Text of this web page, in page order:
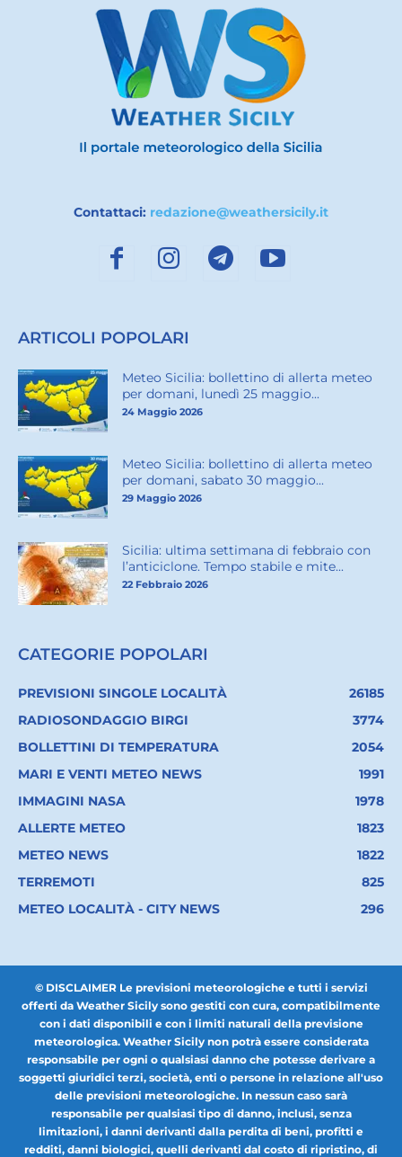
Contattaci: redazione@weathersicily.it
ARTICOLI POPOLARI
Meteo Sicilia: bollettino di allerta meteo
per domani, lunedì 25 maggio...
24 Maggio 2026
Meteo Sicilia: bollettino di allerta meteo
per domani, sabato 30 maggio...
29 Maggio 2026
Sicilia: ultima settimana di febbraio con
l’anticiclone. Tempo stabile e mite...
22 Febbraio 2026
CATEGORIE POPOLARI
PREVISIONI SINGOLE LOCALITÀ
26185
RADIOSONDAGGIO BIRGI
3774
BOLLETTINI DI TEMPERATURA
2054
MARI E VENTI METEO NEWS
1991
IMMAGINI NASA
1978
ALLERTE METEO
1823
METEO NEWS
1822
TERREMOTI
825
METEO LOCALITÀ - CITY NEWS
296
© DISCLAIMER Le previsioni meteorologiche e tutti i servizi
offerti da Weather Sicily sono gestiti con cura, compatibilmente
con i dati disponibili e con i limiti naturali della previsione
meteorologica. Weather Sicily non potrà essere considerata
responsabile per ogni o qualsiasi danno che potesse derivare a
soggetti giuridici terzi, società, enti o persone in relazione all'uso
delle previsioni meteorologiche. In nessun caso sarà
responsabile per qualsiasi tipo di danno, inclusi, senza
limitazioni, i danni derivanti dalla perdita di beni, profitti e
redditi, danni biologici, quelli derivanti dal costo di ripristino, di